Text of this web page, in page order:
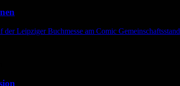
der Leipziger Buchmesse am Comic Gemeinschaftsstand